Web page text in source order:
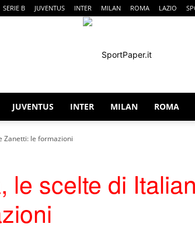
SERIE B JUVENTUS INTER MILAN ROMA LAZIO
JUVENTUS INTER MILAN ROMA
Zanetti: le formazioni
le scelte di